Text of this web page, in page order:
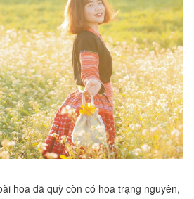
hoa dã quỳ còn có hoa trạng nguyên,